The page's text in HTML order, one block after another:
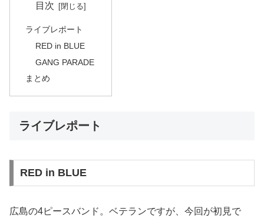
目次
ライブレポート
RED in BLUE
GANG PARADE
まとめ
ライブレポート
RED in BLUE
広島の4ピースバンド。ベテランですが、今回が初見で